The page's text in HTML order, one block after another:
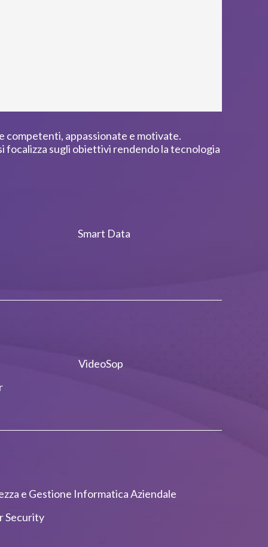
competenti, appassionate e motivate.
focalizza sugli obiettivi rendendo la tecnologia
Smart Data
VideoSop
e Gestione Informatica Aziendale
Security